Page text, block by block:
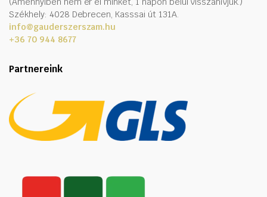
Székhely: 4028 Debrecen, Kasssai út 131A.
info@gauderszerszam.hu
+36 70 944 8677
Partnereink